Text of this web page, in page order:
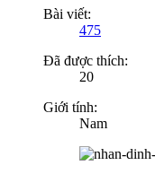
Bài viết:
475
Đã được thích:
20
Giới tính:
Nam